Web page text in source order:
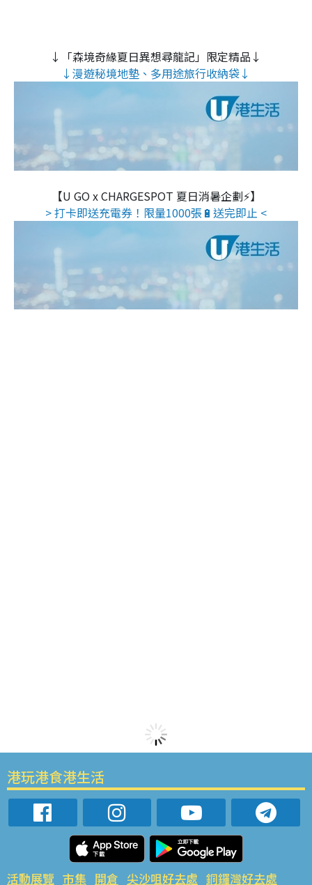
↓「森境奇緣夏日異想尋龍記」限定精品↓
↓漫遊秘境地墊、多用途旅行收納袋↓
【U GO x CHARGESPOT 夏日消暑企劃⚡】
> 打卡即送充電券！限量1000張🔋送完即止 <
港玩港食港生活
活動展覽 市集 開倉 尖沙咀好去處 銅鑼灣好去處